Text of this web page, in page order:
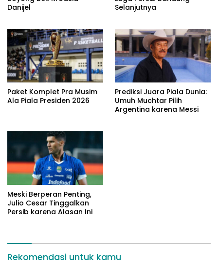
Danijel
Selanjutnya
Paket Komplet Pra Musim
Ala Piala Presiden 2026
Prediksi Juara Piala Dunia:
Umuh Muchtar Pilih
Argentina karena Messi
Meski Berperan Penting,
Julio Cesar Tinggalkan
Persib karena Alasan Ini
Rekomendasi untuk kamu